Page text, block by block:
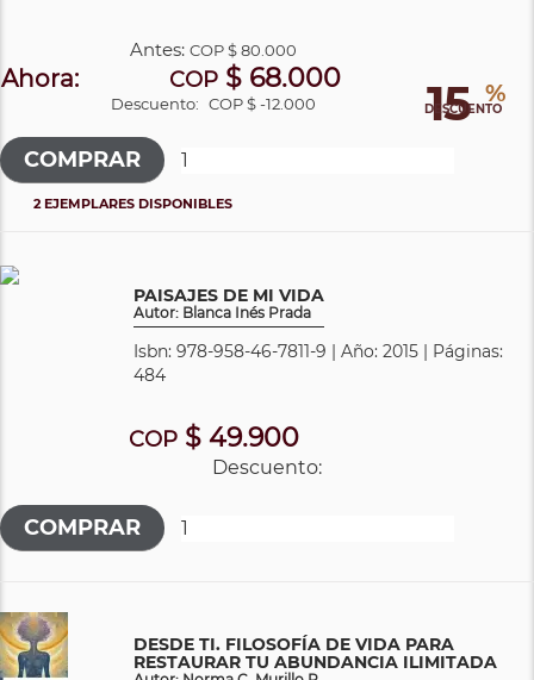
15 %
DESCUENTO
Antes:COP$ 80.000
Ahora: COP $ 68.000
Descuento: COP $ -12.000
2 EJEMPLARES DISPONIBLES
PAISAJES DE MI VIDA
Autor: Blanca Inés Prada
Isbn: 978-958-46-7811-9 | Año: 2015 | Páginas:
484
COP$ 49.900
Descuento:
DESDE TI. FILOSOFÍA DE VIDA PARA
RESTAURAR TU ABUNDANCIA ILIMITADA